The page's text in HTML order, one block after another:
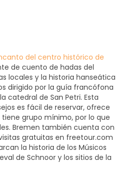
del centro histórico de
de cuento de hadas del
locales y la historia hanseática
dirigido por la guía francófona
catedral de San Petri. Esta
es fácil de reservar, ofrece
grupo mínimo, por lo que
Bremen también cuenta con
gratuitas en freetour.com
la historia de los Músicos
de Schnoor y los sitios de la